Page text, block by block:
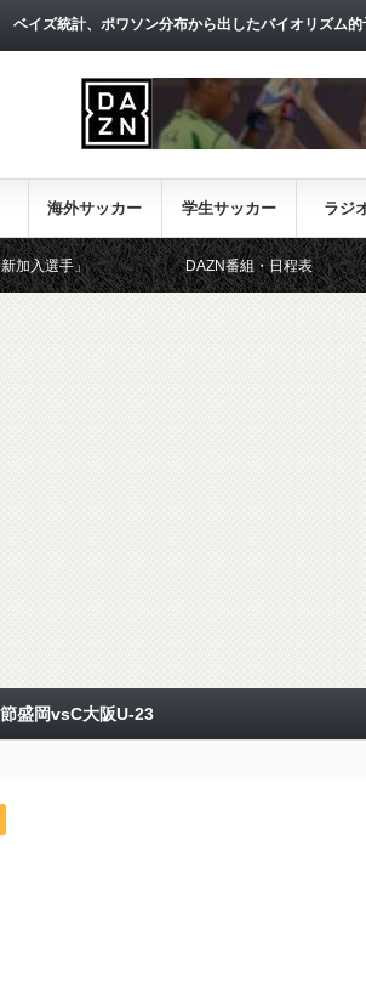
イズ統計、ポワソン分布から出したバイオリズム
海外サッカー 学生サッカー ラジ
DAZN番組・日程表 【ニッ
盛岡vsC大阪U-23